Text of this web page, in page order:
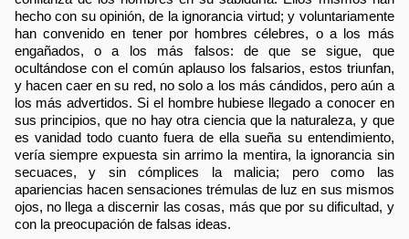
hecho con su opinión, de la ignorancia virtud; y voluntariamente
han convenido en tener por hombres célebres, o a los más
engañados, o a los más falsos: de que se sigue, que
ocultándose con el común aplauso los falsarios, estos triunfan,
y hacen caer en su red, no solo a los más cándidos, pero aún a
los más advertidos. Si el hombre hubiese llegado a conocer en
sus principios, que no hay otra ciencia que la naturaleza, y que
es vanidad todo cuanto fuera de ella sueña su entendimiento,
vería siempre expuesta sin arrimo la mentira, la ignorancia sin
secuaces, y sin cómplices la malicia; pero como las
apariencias hacen sensaciones trémulas de luz en sus mismos
ojos, no llega a discernir las cosas, más que por su dificultad, y
con la preocupación de falsas ideas.